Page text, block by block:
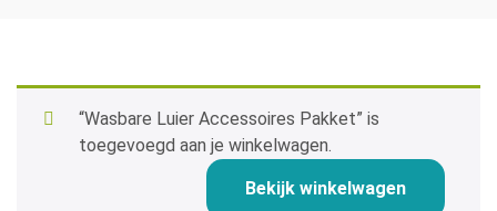
Onze merken
Hoe begin ik?
“Wasbare Luier Accessoires Pakket” is
toegevoegd aan je winkelwagen.
Bekijk winkelwagen